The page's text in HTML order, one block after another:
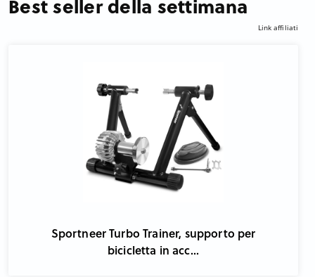
Best seller della settimana
Link affiliati
Sportneer Turbo Trainer, supporto per
bicicletta in acc...